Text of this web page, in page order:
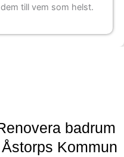
till vem som helst.
badrum
Kommun